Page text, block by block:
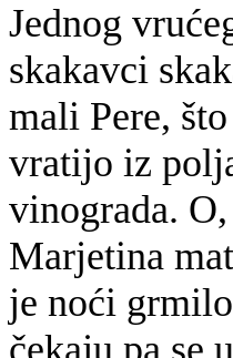
Jednog
skakavci
mali Pere,
vratijo iz
vinograda.
Marjetina
je noći